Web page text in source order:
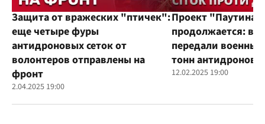
Защита от вражеских "птичек":
еще четыре фуры
антидроновых сеток от
волонтеров отправлены на
фронт
2.04.2025 19:00
Проект "Паутина"
продолжается:
передали
тонн
12.02.2025 19:00